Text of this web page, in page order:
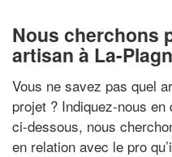
Nous cherchons
artisan à La-
Vous ne savez pas quel
projet ? Indiquez-nous
ci-dessous, nous
en relation avec le pro